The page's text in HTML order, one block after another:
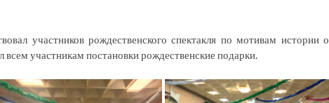
участников рождественского спектакля по мотивам истории о
участникам постановки рождественские подарки.